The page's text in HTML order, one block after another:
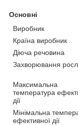
Основні
Виробник
Країна виробник
Діюча речовина
Захворювання
Максимальна
температура
дії
Мінімальна
ефективної дії